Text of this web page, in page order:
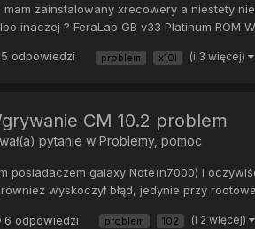
mam zainstalowany xrecowery a niestety
inaczej ? FeraLab GB v33 Platinum ROM
5 odpowiedzi problem x10i (i 3 więcej)
CM 10.2 problem
pytanie w Problemy, pomoc
posiadaczem galaxy Note(n7000) i
wyskoczył błąd, jedynie przy
6 odpowiedzi problem 102 (i 2 więcej)